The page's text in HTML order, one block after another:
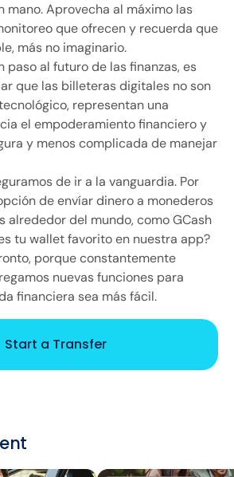
mano. Aprovecha al máximo las
que ofrecen y recuerda que
más no imaginario.
paso al futuro de las finanzas, es
que las billeteras digitales no son
representan una
el empoderamiento financiero y
y menos complicada de manejar
de ir a la vanguardia. Por
de envíar dinero a monederos
alrededor del mundo, como GCash
tu wallet favorito en nuestra app?
porque constantemente
nuevas funciones para
financiera sea más fácil.
Start a Transfer